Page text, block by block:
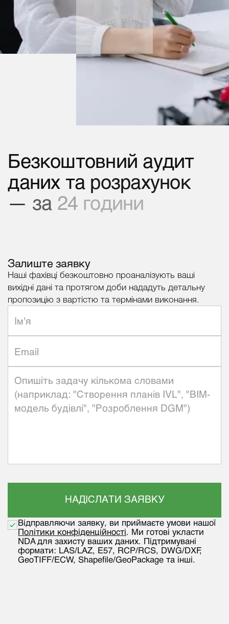
Безкоштовний аудит
даних та розрахунок
— за 24 години
Залиште заявку
Наші фахівці безкоштовно проаналізують ваші
вихідні дані та протягом доби нададуть детальну
пропозицію з вартістю та термінами виконання.
Відправляючи заявку, ви приймаєте умови нашої
Політики конфіденційності. Ми готові укласти
NDA для захисту ваших даних. Підтримувані
формати: LAS/LAZ, E57, RCP/RCS, DWG/DXF,
GeoTIFF/ECW, Shapefile/GeoPackage та інші.